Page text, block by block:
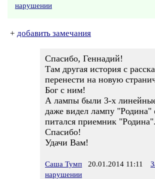
нарушении
+ добавить замечания
Спасибо, Геннадий!
Там другая история с
перенести на новую
Бог с ним!
А лампы были 3-х
даже видел лампу "Родина"
питался приемник "Родина".
Спасибо!
Удачи Вам!
Саша Тумп 20.01.2014 11:11
нарушении